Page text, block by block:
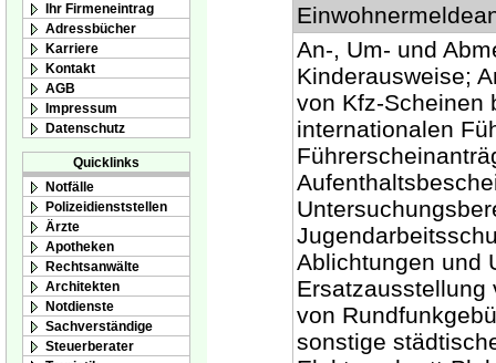
Ihr Firmeneintrag
Adressbücher
Karriere
Kontakt
AGB
Impressum
Datenschutz
Quicklinks
Notfälle
Polizeidienststellen
Ärzte
Apotheken
Rechtsanwälte
Architekten
Notdienste
Sachverständige
Steuerberater
An-, Um- und
Kinderausweise;
von Kfz-Scheinen
internationalen
Ablichtungen und
Ersatzausstellung
von
sonstige